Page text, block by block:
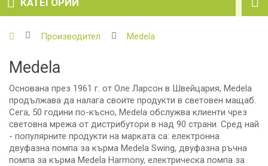
КАТЕГОРИИ
Производител Medela
Medela
Основана през 1961 г. от Оле Ларсон в Швейцария, Medela
продължава да налага своите продукти в световен мащаб.
Сега, 50 години по-късно, Medela обслужва клиенти чрез
световна мрежа от дистрибутори в над 90 страни. Сред най
- популярните продукти на марката са: електронна
двуфазна помпа за кърма Medela Swing, двуфазна ръчна
помпа за кърма Medela Harmony, електрическа помпа за